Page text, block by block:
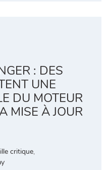
: DES
UNE
DU MOTEUR
MISE À JOUR
critique,